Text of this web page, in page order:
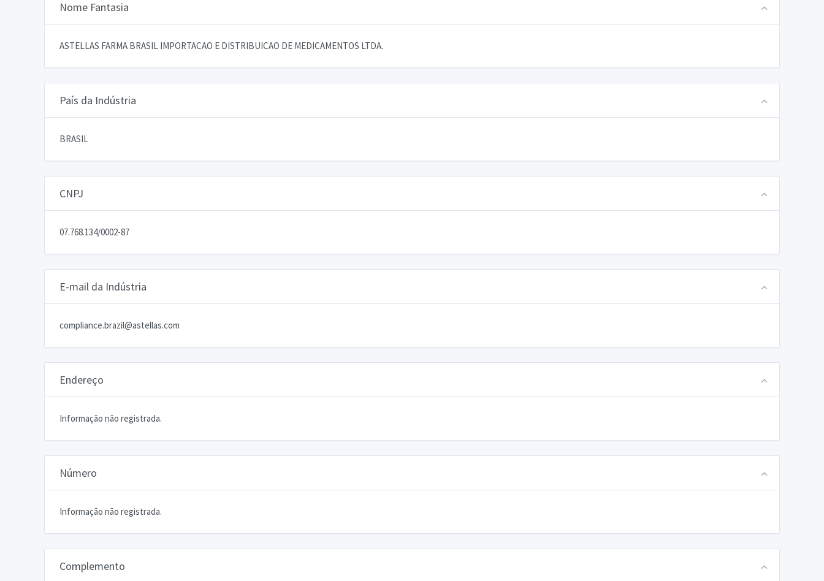
Nome Fantasia
ASTELLAS FARMA BRASIL IMPORTACAO E DISTRIBUICAO DE MEDICAMENTOS LTDA.
País da Indústria
BRASIL
CNPJ
07.768.134/0002-87
E-mail da Indústria
compliance.brazil@astellas.com
Endereço
Informação não registrada.
Número
Informação não registrada.
Complemento